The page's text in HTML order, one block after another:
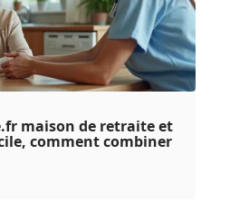
maison de retraite et
comment combiner